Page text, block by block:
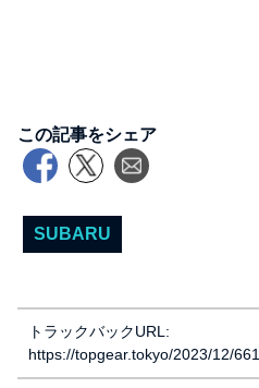
この記事をシェア
SUBARU
トラックバックURL:
https://topgear.tokyo/2023/12/